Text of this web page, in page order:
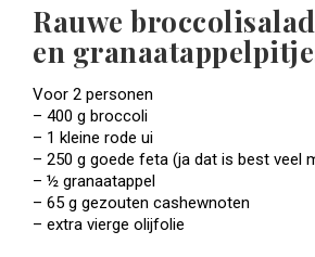
Rauwe
en
Voor 2 personen
– 400 g broccoli
– 1 kleine rode ui
– 250 g goede feta (ja dat is best veel
– ½ granaatappel
– 65 g gezouten cashewnoten
– extra vierge olijfolie